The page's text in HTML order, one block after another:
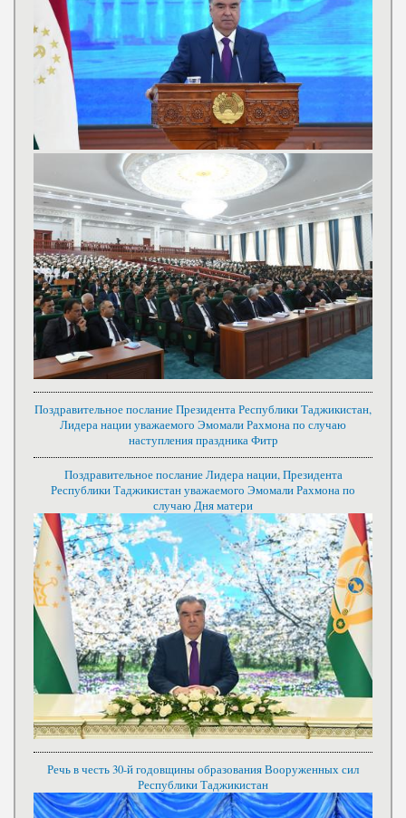
Поздравительное послание Президента Республики Таджикистан,
Лидера нации уважаемого Эмомали Рахмона по случаю
наступления праздника Фитр
Поздравительное послание Лидера нации, Президента
Республики Таджикистан уважаемого Эмомали Рахмона по
случаю Дня матери
Речь в честь 30-й годовщины образования Вооруженных сил
Республики Таджикистан